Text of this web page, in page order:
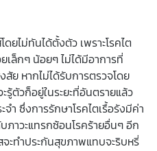
ยไม่ทันได้ตั้งตัว เพราะโรคไต
เล็กๆ น้อยๆ ไม่ได้มีอาการที่
ย หากไม่ได้รับการตรวจโดย
รู้ตัวก็อยู่ในระยะที่อันตรายแล้ว
ำ ซึ่งการรักษาโรคไตเรื้อรังมีค่า
าวะแทรกซ้อนโรคร้ายอื่นๆ อีก
ะทำประกันสุขภาพแทบจะริบหรี่